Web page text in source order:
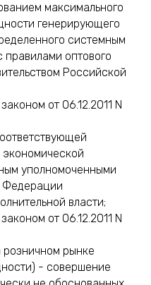
максимального
генерирующего
системным
правилами оптового
Российской
от 06.12.2011 N
уполномоченными
Федерации
власти;
от 06.12.2011 N
рынке
- совершение